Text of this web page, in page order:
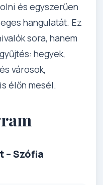
és egyszerűen
hangulatát. Ez
sora, hanem
hegyek,
városok,
élőn mesél.
– Szófia